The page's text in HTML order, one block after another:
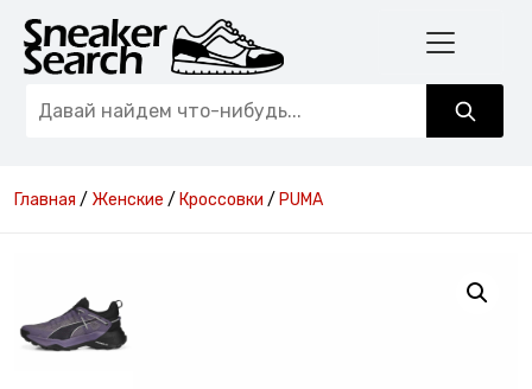
Главная / Женские / Кроссовки / PUMA